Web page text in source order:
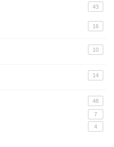
43
16
10
14
48
7
4